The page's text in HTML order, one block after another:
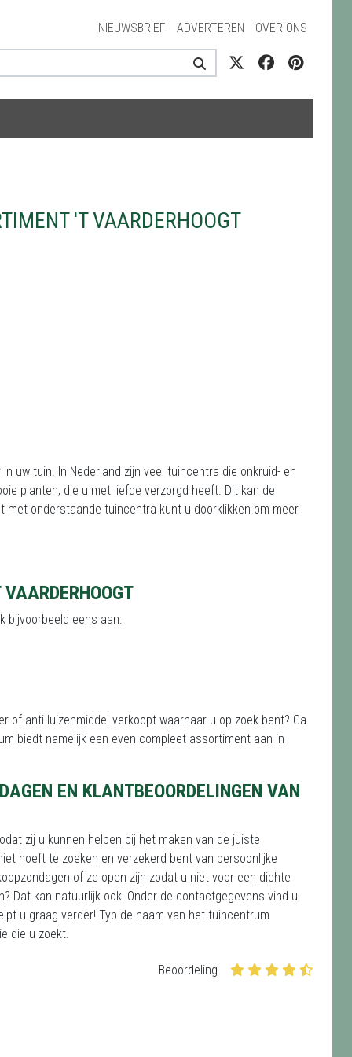
NIEUWSBRIEF ADVERTEREN OVER ONS
'T VAARDERHOOGT
uw tuin. In Nederland zijn veel tuincentra die onkruid- en
planten, die u met liefde verzorgd heeft. Dit kan de
met onderstaande tuincentra kunt u doorklikken om meer
bijvoorbeeld eens aan:
anti-luizenmiddel verkoopt waarnaar u op zoek bent? Ga
biedt namelijk een even compleet assortiment aan in
EN KLANTBEOORDELINGEN VAN
zij u kunnen helpen bij het maken van de juiste
hoeft te zoeken en verzekerd bent van persoonlijke
of ze open zijn zodat u niet voor een dichte
Dat kan natuurlijk ook! Onder de contactgegevens vind u
u graag verder! Typ de naam van het tuincentrum
die u zoekt.
Beoordeling